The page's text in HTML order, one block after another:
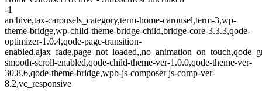
-1
archive,tax-carousels_category,term-home-carousel,term-3,wp-
theme-bridge,wp-child-theme-bridge-child,bridge-core-3.3.3,qode-
optimizer-1.0.4,qode-page-transition-
smooth-scroll-enabled,qode-child-theme-ver-1.0.0,qode-theme-ver-
30.8.6,qode-theme-bridge,wpb-js-composer js-comp-ver-
8.2,vc_responsive